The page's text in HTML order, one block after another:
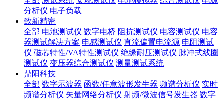
分析仪 电子负载
致新精密
全部 电池测试仪 数字电桥 阻抗测试仪 电容测试仪 电容
器测试解决方案 电感测试仪 直流偏置电流源 电阻测试
仪 磁芯特性/VA特性测试仪 绝缘耐压测试仪 脉冲式线圈
测试仪 变压器综合测试仪 测量测试系统
鼎阳科技
全部 数字示波器 函数/任意波形发生器 频谱分析仪 实时
频谱分析仪 矢量网络分析仪 射频/微波信号发生器 数字